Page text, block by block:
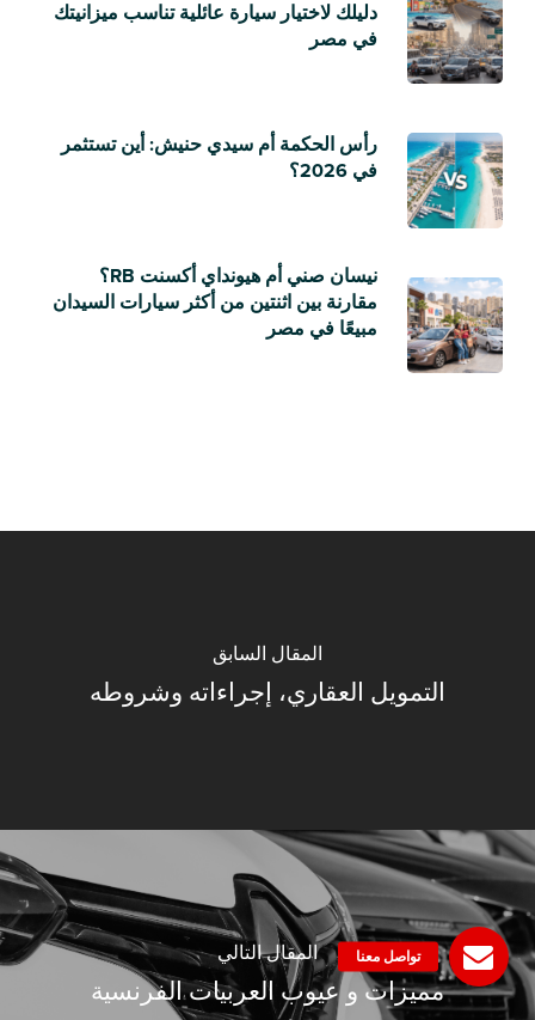
دليلك لاختيار سيارة عائلية تناسب ميزانيتك
في مصر
رأس الحكمة أم سيدي حنيش: أين تستثمر
في 2026؟
نيسان صني أم هيونداي أكسنت RB؟
مقارنة بين اثنتين من أكثر سيارات السيدان
مبيعًا في مصر
المقال السابق
التمويل العقاري، إجراءاته وشروطه
المقال التالي
مميزات و عيوب العربيات الفرنسية